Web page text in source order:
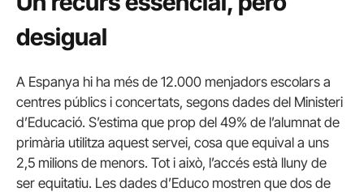
desigual
A Espanya hi ha més de 12.000 menjadors escolars a
centres públics i concertats, segons dades del Ministeri
d’Educació. S’estima que prop del 49% de l’alumnat de
primària utilitza aquest servei, cosa que equival a uns
2,5 milions de menors. Tot i això, l’accés està lluny de
ser equitatiu. Les dades d’Educo mostren que dos de